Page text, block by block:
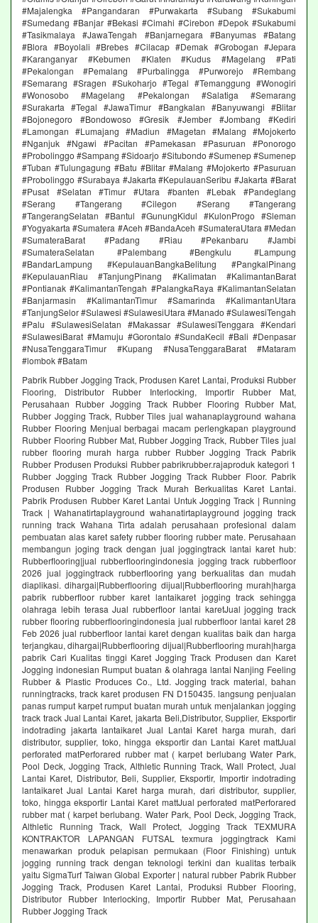
#Majalengka #Pangandaran #Purwakarta #Subang #Sukabumi
#Sumedang #Banjar #Bekasi #Cimahi #Cirebon #Depok #Sukabumi
#Tasikmalaya #JawaTengah #Banjarnegara #Banyumas #Batang
#Blora #Boyolali #Brebes #Cilacap #Demak #Grobogan #Jepara
#Karanganyar #Kebumen #Klaten #Kudus #Magelang #Pati
#Pekalongan #Pemalang #Purbalingga #Purworejo #Rembang
#Semarang #Sragen #Sukoharjo #Tegal #Temanggung #Wonogiri
#Wonosobo #Magelang #Pekalongan #Salatiga #Semarang
#Surakarta #Tegal #JawaTimur #Bangkalan #Banyuwangi #Blitar
#Bojonegoro #Bondowoso #Gresik #Jember #Jombang #Kediri
#Lamongan #Lumajang #Madiun #Magetan #Malang #Mojokerto
#Nganjuk #Ngawi #Pacitan #Pamekasan #Pasuruan #Ponorogo
#Probolinggo #Sampang #Sidoarjo #Situbondo #Sumenep #Sumenep
#Tuban #Tulungagung #Batu #Blitar #Malang #Mojokerto #Pasuruan
#Probolinggo #Surabaya #Jakarta #KepulauanSeribu #Jakarta #Barat
#Pusat #Selatan #Timur #Utara #banten #Lebak #Pandeglang
#Serang #Tangerang #Cilegon #Serang #Tangerang
#TangerangSelatan #Bantul #GunungKidul #KulonProgo #Sleman
#Yogyakarta #Sumatera #Aceh #BandaAceh #SumateraUtara #Medan
#SumateraBarat #Padang #Riau #Pekanbaru #Jambi
#SumateraSelatan #Palembang #Bengkulu #Lampung
#BandarLampung #KepulauanBangkaBelitung #PangkalPinang
#KepulauanRiau #TanjungPinang #Kalimatan #KalimantanBarat
#Pontianak #KalimantanTengah #PalangkaRaya #KalimantanSelatan
#Banjarmasin #KalimantanTimur #Samarinda #KalimantanUtara
#TanjungSelor #Sulawesi #SulawesiUtara #Manado #SulawesiTengah
#Palu #SulawesiSelatan #Makassar #SulawesiTenggara #Kendari
#SulawesiBarat #Mamuju #Gorontalo #SundaKecil #Bali #Denpasar
#NusaTenggaraTimur #Kupang #NusaTenggaraBarat #Mataram
#lombok #Batam
Pabrik Rubber Jogging Track, Produsen Karet Lantai, Produksi Rubber
Flooring, Distributor Rubber Interlocking, Importir Rubber Mat,
Perusahaan Rubber Jogging Track Rubber Flooring Rubber Mat,
Rubber Jogging Track, Rubber Tiles jual wahanaplayground wahana
Rubber Flooring Menjual berbagai macam perlengkapan playground
Rubber Flooring Rubber Mat, Rubber Jogging Track, Rubber Tiles jual
rubber flooring murah harga rubber Rubber Jogging Track Pabrik
Rubber Produsen Produksi Rubber pabrikrubber.rajaproduk kategori 1
Rubber Jogging Track Rubber Jogging Track Rubber Floor. Pabrik
Produsen Rubber Jogging Track Murah Berkualitas Karet Lantai.
Pabrik Produsen Rubber Karet Lantai Untuk Jogging Track | Running
Track | Wahanatirtaplayground wahanatirtaplayground jogging track
running track Wahana Tirta adalah perusahaan profesional dalam
pembuatan alas karet safety rubber flooring rubber mate. Perusahaan
membangun joging track dengan jual joggingtrack lantai karet hub:
Rubberflooring|jual rubberflooringindonesia jogging track rubberfloor
2026 jual joggingtrack rubberflooring yang berkualitas dan mudah
diaplikasi. dihargai|Rubberflooring dijual|Rubberflooring murah|harga
pabrik rubberfloor rubber karet lantaikaret jogging track sehingga
olahraga lebih terasa Jual rubberfloor lantai karetJual jogging track
rubber flooring rubberflooringindonesia jual rubberfloor lantai karet 28
Feb 2026 jual rubberfloor lantai karet dengan kualitas baik dan harga
terjangkau, dihargai|Rubberflooring dijual|Rubberflooring murah|harga
pabrik Cari Kualitas tinggi Karet Jogging Track Produsen dan Karet
Jogging indonesian Rumput buatan & olahraga lantai Nanjing Feeling
Rubber & Plastic Produces Co., Ltd. Jogging track material, bahan
runningtracks, track karet produsen FN D150435. langsung penjualan
panas rumput karpet rumput buatan murah untuk menjalankan jogging
track track Jual Lantai Karet, jakarta Beli,Distributor, Supplier, Eksportir
indotrading jakarta lantaikaret Jual Lantai Karet harga murah, dari
distributor, supplier, toko, hingga eksportir dan Lantai Karet mattJual
perforated matPerforared rubber mat ( karpet berlubang Water Park,
Pool Deck, Jogging Track, Althletic Running Track, Wall Protect, Jual
Lantai Karet, Distributor, Beli, Supplier, Eksportir, Importir indotrading
lantaikaret Jual Lantai Karet harga murah, dari distributor, supplier,
toko, hingga eksportir Lantai Karet mattJual perforated matPerforared
rubber mat ( karpet berlubang. Water Park, Pool Deck, Jogging Track,
Althletic Running Track, Wall Protect, Jogging Track TEXMURA
KONTRAKTOR LAPANGAN FUTSAL texmura joggingtrack Kami
menawarkan produk pelapisan permukaan (Floor Finishing) untuk
jogging running track dengan teknologi terkini dan kualitas terbaik
yaitu SigmaTurf Taiwan Global Exporter | natural rubber Pabrik Rubber
Jogging Track, Produsen Karet Lantai, Produksi Rubber Flooring,
Distributor Rubber Interlocking, Importir Rubber Mat, Perusahaan
Rubber Jogging Track